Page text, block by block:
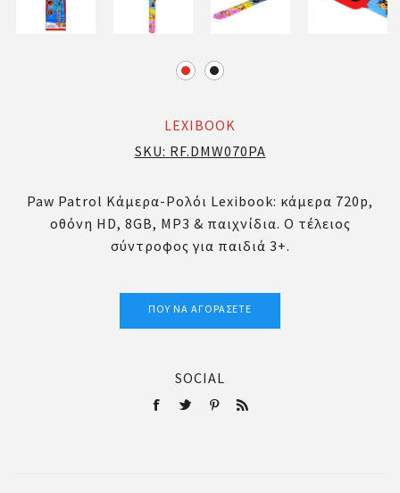
LEXIBOOK
SKU: RF.DMW070PA
Paw Patrol Κάμερα-Ρολόι Lexibook: κάμερα 720p,
οθόνη HD, 8GB, MP3 & παιχνίδια. Ο τέλειος
σύντροφος για παιδιά 3+.
ΠΟΎ ΝΑ ΑΓΟΡΆΣΕΤΕ
SOCIAL